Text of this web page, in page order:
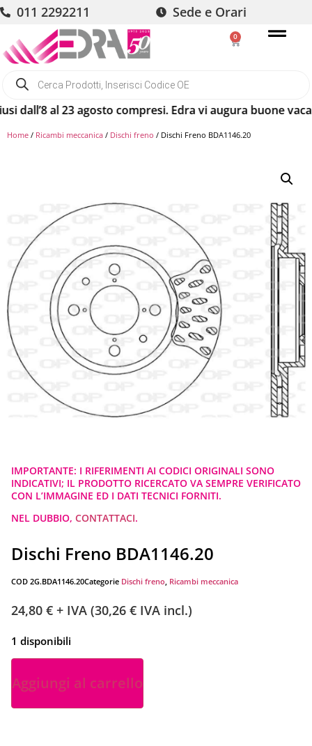
011 2292211 Sede e Orari
0
al 23 agosto compresi. Edra vi augura buone
Home / Ricambi meccanica / Dischi freno / Dischi Freno BDA1146.20
IMPORTANTE: I RIFERIMENTI AI CODICI ORIGINALI SONO
INDICATIVI; IL PRODOTTO RICERCATO VA SEMPRE VERIFICATO
CON L’IMMAGINE ED I DATI TECNICI FORNITI.
NEL DUBBIO, CONTATTACI.
Dischi Freno BDA1146.20
COD 2G.BDA1146.20Categorie Dischi freno, Ricambi meccanica
24,80 € + IVA (30,26 € IVA incl.)
1 disponibili
Aggiungi al carrello